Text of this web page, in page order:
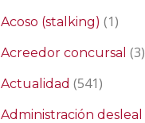
Acoso (stalking) (1)
Acreedor concursal (3)
Actualidad (541)
Administración desleal